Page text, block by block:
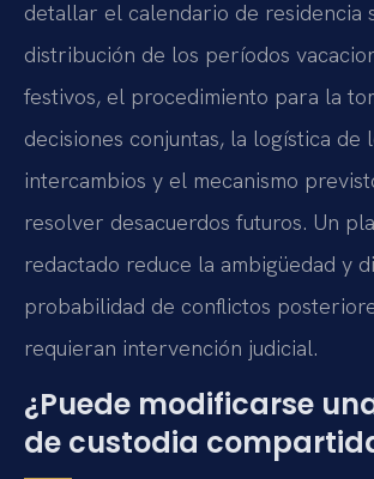
detallar el calendario de residencia
distribución de los períodos
festivos, el procedimiento para la
decisiones conjuntas, la logística de
intercambios y el mecanismo
resolver desacuerdos futuros. Un
redactado reduce la ambigüedad y
probabilidad de conflictos
requieran intervención judicial.
¿Puede modificarse
de custodia